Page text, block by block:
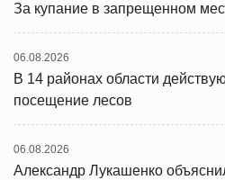
За купание в запрещенном
06.08.2026
В 14 районах области
посещение лесов
06.08.2026
Александр Лукашенко